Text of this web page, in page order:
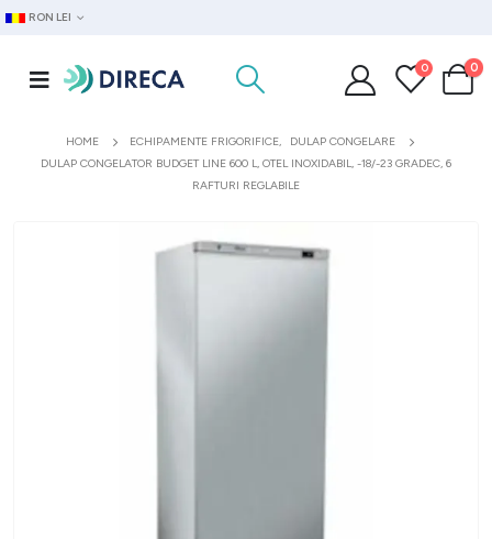
RON LEI
0 0
HOME ECHIPAMENTE FRIGORIFICE,
DULAP CONGELARE
DULAP CONGELATOR BUDGET LINE 600 L, OTEL INOXIDABIL, -18/-23 GRADEC, 6
RAFTURI REGLABILE